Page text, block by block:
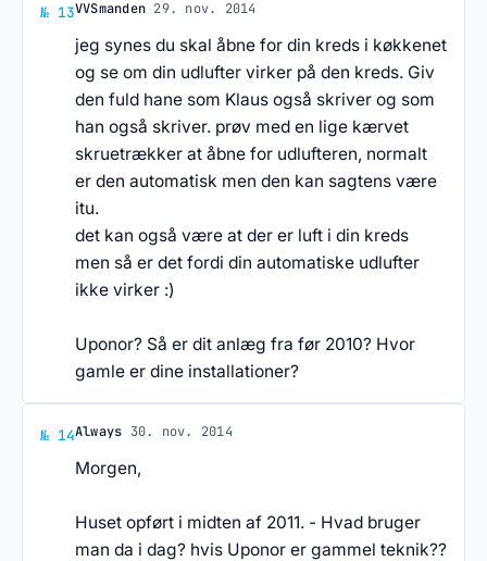
№ 13Svar af VVSmanden
VVSmanden· 29. nov. 2014
jeg synes du skal åbne for din kreds i køkkenet
og se om din udlufter virker på den kreds. Giv
den fuld hane som Klaus også skriver og som
han også skriver. prøv med en lige kærvet
skruetrækker at åbne for udlufteren, normalt
er den automatisk men den kan sagtens være
itu.
det kan også være at der er luft i din kreds
men så er det fordi din automatiske udlufter
ikke virker :)
Uponor? Så er dit anlæg fra før 2010? Hvor
gamle er dine installationer?
№ 14Svar af Always
Always· 30. nov. 2014
Morgen,
Huset opført i midten af 2011. - Hvad bruger
man da i dag? hvis Uponor er gammel teknik??